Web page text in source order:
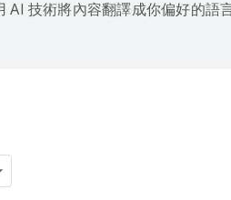
AI 技術將內容翻譯成你偏好的語